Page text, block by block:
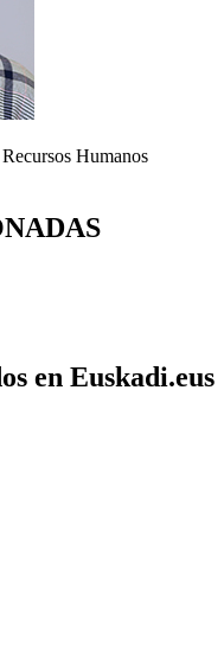
Humanos
en Euskadi.eus